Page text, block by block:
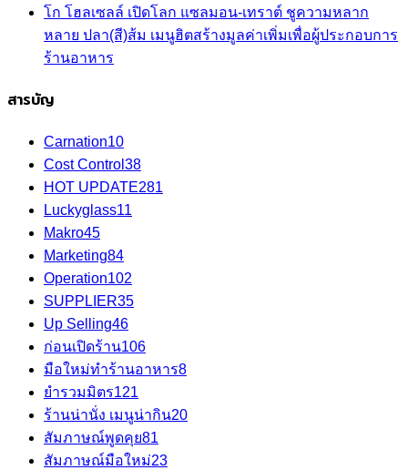
โก โฮลเซลล์ เปิดโลก แซลมอน-เทราต์ ชูความหลาก
หลาย ปลา(สี)ส้ม เมนูฮิตสร้างมูลค่าเพิ่มเพื่อผู้ประกอบการ
ร้านอาหาร
สารบัญ
Carnation10
Cost Control 38
HOT UPDATE281
Luckyglass11
Makro45
Marketing84
Operation102
SUPPLIER35
Up Selling46
ก่อนเปิดร้าน106
มือใหม่ทำร้านอาหาร8
ยำรวมมิตร121
ร้านน่านั่ง เมนูน่ากิน20
สัมภาษณ์พูดคุย81
สัมภาษณ์มือใหม่23